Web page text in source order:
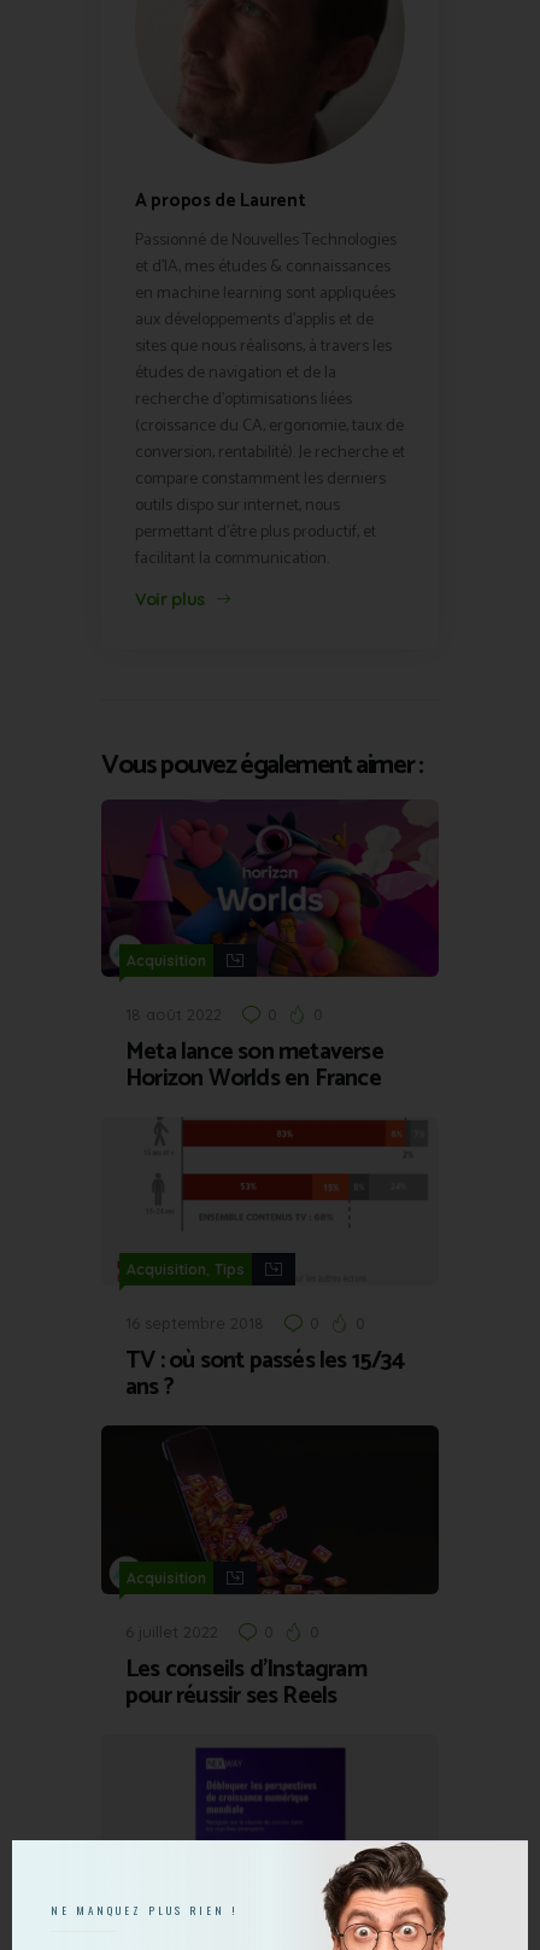
A propos de Laurent
Passionné de Nouvelles Technologies
et d'IA, mes études & connaissances
en machine learning sont appliquées
aux développements d'applis et de
sites que nous réalisons, à travers les
études de navigation et de la
recherche d'optimisations liées
(croissance du CA, ergonomie, taux de
conversion, rentabilité). Je recherche et
compare constamment les derniers
outils dispo sur internet, nous
permettant d'être plus productif, et
facilitant la communication.
Voir plus
Vous pouvez également aimer :
Acquisition
18 août 2022 0 0
Meta lance son metaverse
Horizon Worlds en France
Acquisition, Tips
16 septembre 2018 0 0
TV : où sont passés les 15/34
ans ?
Acquisition
6 juillet 2022 0 0
Les conseils d’Instagram
pour réussir ses Reels
NE MANQUEZ PLUS RIEN !